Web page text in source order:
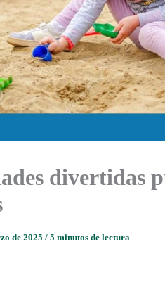
divertidas
de 2025 / 5 minutos de lectura